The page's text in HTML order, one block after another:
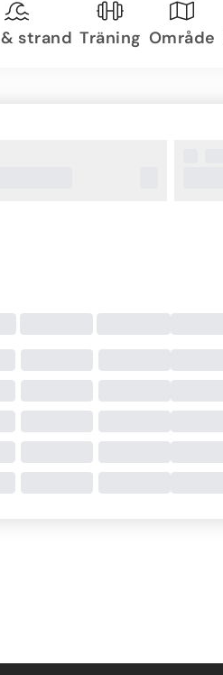
strand Träning Område